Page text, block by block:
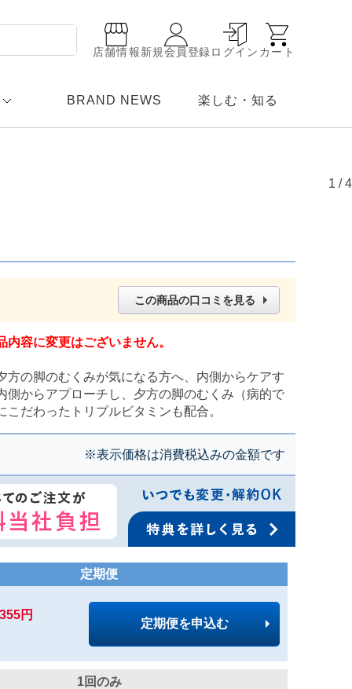
店舗情報新規会員登録ログイン カート
BRAND NEWS 楽しむ・知る
この商品の口コミを見る
容に変更はございません。
の脚のむくみが気になる方へ、内側からケアす
からアプローチし、夕方の脚のむくみ（病的で
だわったトリプルビタミンも配合。
※表示価格は消費税込みの金額です
定期便
円
定期便を申込む
1回のみ
1 /4